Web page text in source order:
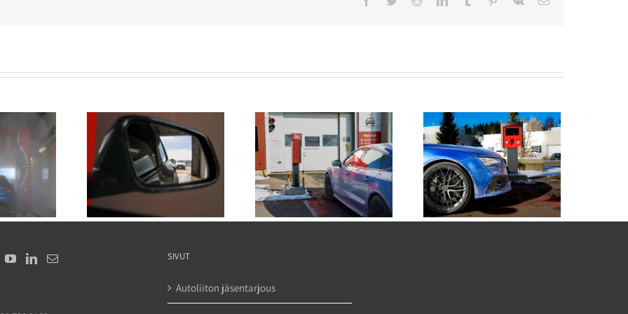
ja sähköautot –
huomioida
Näin vältät vedenjäljet
autossa pesun jälkeen
Voiko autopesu vahingoittaa
sensoritekniikkaa?
SIVUT
Autoliiton jäsentarjous